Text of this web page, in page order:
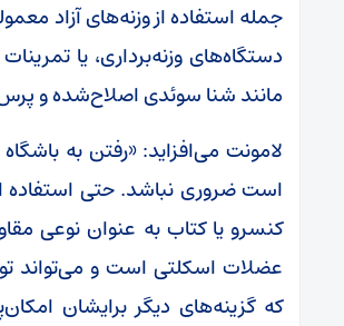
جمله استفاده از وزنه‌های آزاد
دستگاه‌های وزنه‌برداری، یا
مانند شنا سوئدی اصلاح‌شده و پرس
لامونت می‌افزاید: «رفتن به
است ضروری نباشد. حتی استفاده
کنسرو یا کتاب به عنوان نوعی
عضلات اسکلتی است و می‌تواند
که گزینه‌های دیگر برایشان